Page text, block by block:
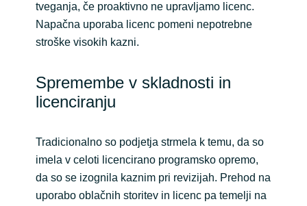
Kuwait
Lithuania
Middle East
Netherlands
tveganja, če proaktivno ne upravljamo licenc.
Napačna uporaba licenc pomeni nepotrebne
stroške visokih kazni.
Spremembe v skladnosti in
licenciranju
Tradicionalno so podjetja strmela k temu, da so
imela v celoti licencirano programsko opremo,
da so se izognila kaznim pri revizijah. Prehod na
uporabo oblačnih storitev in licenc pa temelji na